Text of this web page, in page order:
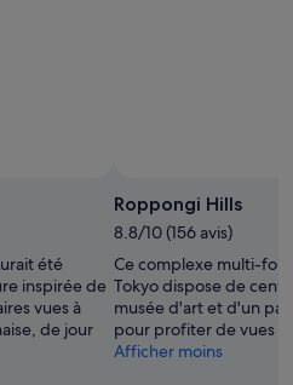
été
inspirée de
vues à
de jour
Roppongi Hills
8.8/10 (156 avis)
Ce complexe multi-
Tokyo dispose de
musée d'art et d'un
pour profiter de vues
Afficher moins